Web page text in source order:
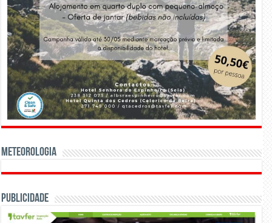
Meteorologia
Publicidade